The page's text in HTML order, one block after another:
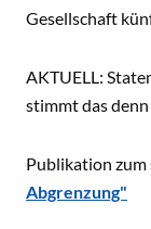
Gesellschaft
AKTUELL:
stimmt das
Publikation zum
Abgrenzung"